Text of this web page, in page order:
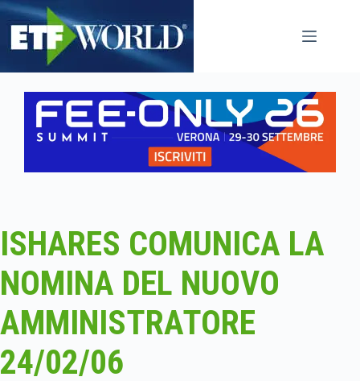
Salta
contenuto
ISHARES COMUNICA LA
NOMINA DEL NUOVO
AMMINISTRATORE
24/02/06